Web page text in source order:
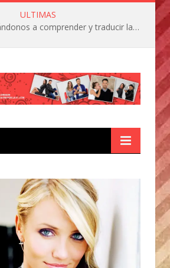
ULTIMAS
La IA está acercándonos a comprender y traducir las vocalizaciones y comportamientos de nuestras mascotas